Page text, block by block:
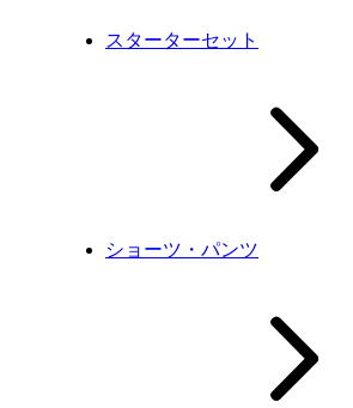
スターターセット
ショーツ・パンツ